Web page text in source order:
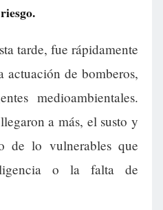
tarde, fue rápidamente
actuación de bomberos,
medioambientales.
a más, el susto y
de lo vulnerables que
o la falta de